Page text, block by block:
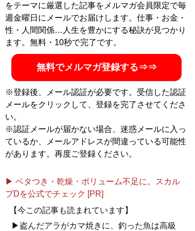
をテーマに厳選した記事をメルマガ会員限定で毎
週金曜日にメールでお届けします。仕事・お金・
性・人間関係…人生を豊かにする秘訣が見つかり
ます。無料・10秒で完了です。
無料でメルマガ登録する⇒⇒
※登録後、メール認証が必要です。受信した認証
メールをクリックして、登録を完了させてくださ
い。
※認証メールが届かない場合、迷惑メールに入っ
ているか、メールアドレスが間違っている可能性
があります。再度ご登録ください。
▶ ベタつき・乾燥・ボリューム不足に。スカル
プDを公式でチェック [PR]
【今この記事も読まれています】
▶盗んだアラがカマ焼きに、釣った魚は高級